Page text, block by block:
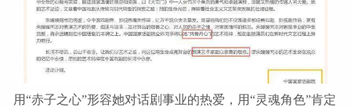
用“赤子之心”形容她对话剧事业的热爱，用“灵魂角色”肯定